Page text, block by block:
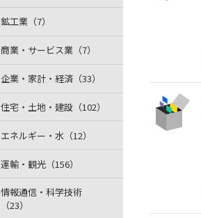
鉱工業（7）
商業・サービス業（7）
企業・家計・経済（33）
住宅・土地・建設（102）
エネルギー・水（12）
運輸・観光（156）
情報通信・科学技術
（23）